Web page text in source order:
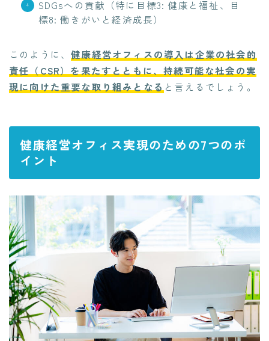
SDGsへの貢献（特に目標3: 健康と福祉、目
標8: 働きがいと経済成長）
このように、健康経営オフィスの導入は企業の社会的
責任（CSR）を果たすとともに、持続可能な社会の実
現に向けた重要な取り組みとなる と言えるでしょう。
健康経営オフィス実現のための7つのポ
イント